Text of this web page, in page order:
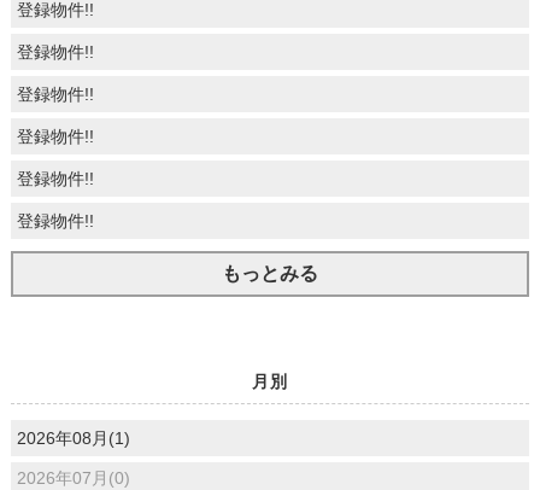
登録物件!!
登録物件!!
登録物件!!
登録物件!!
登録物件!!
登録物件!!
もっとみる
月別
2026年08月(1)
2026年07月(0)